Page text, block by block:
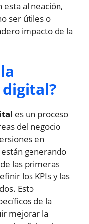
esta alineación,
ser útiles o
impacto de la
es un proceso
del negocio
en
generando
las primeras
los KPIs y las
Esto
de la
mejorar la